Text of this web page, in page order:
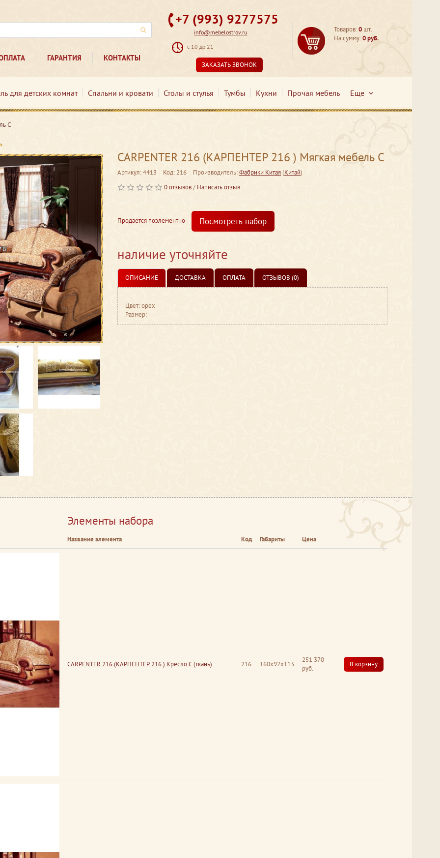
ГАРАНТИЯ КОНТАКТЫ
+7 (993) 9277575
info@mebelostrov.ru
с 10 до 21
ЗАКАЗАТЬ ЗВОНОК
Товаров:0 шт.
На сумму:0 руб.
для детских комнат Спальни и кровати Столы и стулья Тумбы Кухни Прочая мебель Еще
С
CARPENTER 216 (КАРПЕНТЕР 216 ) Мягкая мебель С
Артикул: 4413 Код: 216 Производитель:Фабрики Китая(Китай)
0 отзывов/ Написать отзыв
Продается поэлементно Посмотреть набор
наличие уточняйте
ОПИСАНИЕ ДОСТАВКА ОПЛАТА ОТЗЫВОВ (0)
Цвет: орех
Размер:
Элементы набора
Название элемента Код Габариты Цена
CARPENTER 216 (КАРПЕНТЕР 216 ) Кресло С (ткань) 216 160x92x113
251 370
руб.
В корзину